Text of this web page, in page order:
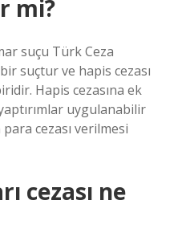
mi?
suçu Türk Ceza
suçtur ve hapis cezası
Hapis cezasına ek
uygulanabilir
cezası verilmesi
cezası ne